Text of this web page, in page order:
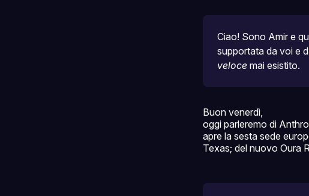
Ciao! Sono Amir e
supportata da voi e
veloce mai esistito.
Buon venerdì,
oggi parleremo di
apre la sesta sede
Texas; del nuovo Oura